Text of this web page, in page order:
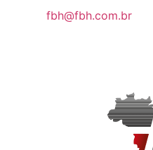
fbh@fbh.com.br